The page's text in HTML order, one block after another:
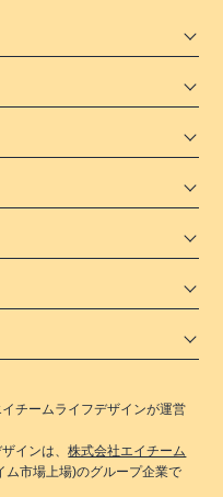
チームライフデザインが運営
インは、株式会社エイチーム
ム市場上場)のグループ企業で